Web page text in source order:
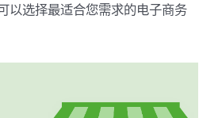
以选择最适合您需求的电子商务